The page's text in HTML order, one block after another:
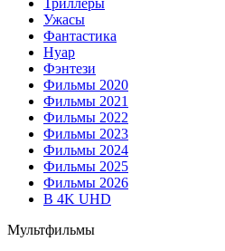
Ужасы
Фантастика
Нуар
Фэнтези
Фильмы 2020
Фильмы 2021
Фильмы 2022
Фильмы 2023
Фильмы 2024
Фильмы 2025
Фильмы 2026
В 4K UHD
Мультфильмы